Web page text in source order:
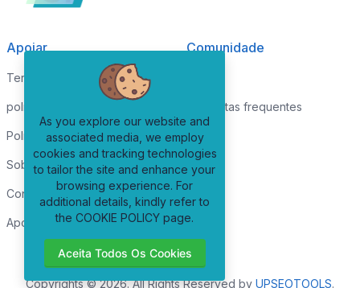
Apoiar
Termos de serviços
política de Privacidade
Política de Cookies
Sobre nós
Contate-nos
Apoiar
Comunidade
Perguntas frequentes
Copyrights © 2026. All Rights Reserved by UPSEOTOOLS.
As you explore our website and
associated media, we employ
cookies and tracking technologies
to tailor the site and enhance your
browsing experience. For
additional details, kindly refer to
the COOKIE POLICY page.
Aceita Todos Os Cookies